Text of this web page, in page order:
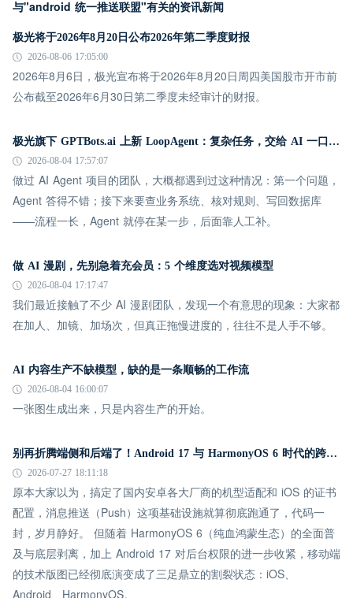
与"android 统一推送联盟"有关的资讯新闻
极光将于2026年8月20日公布2026年第二季度财报
2026-08-06 17:05:00
2026年8月6日，极光宣布将于2026年8月20日周四美国股市开市前
公布截至2026年6月30日第二季度未经审计的财报。
极光旗下 GPTBots.ai 上新 LoopAgent：复杂任务，交给 AI 一口气跑完
2026-08-04 17:57:07
做过 AI Agent 项目的团队，大概都遇到过这种情况：第一个问题，
Agent 答得不错；接下来要查业务系统、核对规则、写回数据库
——流程一长，Agent 就停在某一步，后面靠人工补。
做 AI 漫剧，先别急着充会员：5 个维度选对视频模型
2026-08-04 17:17:47
我们最近接触了不少 AI 漫剧团队，发现一个有意思的现象：大家都
在加人、加镜、加场次，但真正拖慢进度的，往往不是人手不够。
AI 内容生产不缺模型，缺的是一条顺畅的工作流
2026-08-04 16:00:07
一张图生成出来，只是内容生产的开始。
别再折腾端侧和后端了！Android 17 与 HarmonyOS 6 时代的跨平台推送指南
2026-07-27 18:11:18
原本大家以为，搞定了国内安卓各大厂商的机型适配和 iOS 的证书
配置，消息推送（Push）这项基础设施就算彻底跑通了，代码一
封，岁月静好。 但随着 HarmonyOS 6（纯血鸿蒙生态）的全面普
及与底层剥离，加上 Android 17 对后台权限的进一步收紧，移动端
的技术版图已经彻底演变成了三足鼎立的割裂状态：iOS、
Android、HarmonyOS。